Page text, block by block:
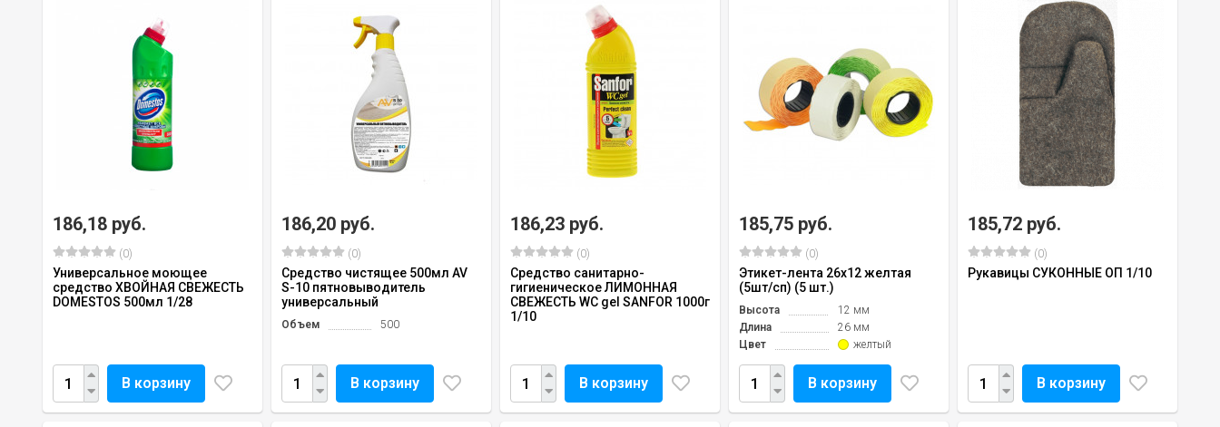
186,18 руб.
(0)
Универсальное моющее
средство ХВОЙНАЯ СВЕЖЕСТЬ
DOMESTOS 500мл 1/28
В корзину
186,20 руб.
(0)
Средство чистящее 500мл AV
S-10 пятновыводитель
универсальный
Объем 500
В корзину
186,23 руб.
(0)
Средство санитарно-
гигиеническое ЛИМОННАЯ
СВЕЖЕСТЬ WC gel SANFOR 1000г
1/10
В корзину
185,75 руб.
(0)
Этикет-лента 26х12 желтая
(5шт/сп) (5 шт.)
Высота
12 мм
Длина
26 мм
Цвет
желтый
В корзину
185,72 руб.
(0)
Рукавицы СУКОННЫЕ ОП 1/10
В корзину